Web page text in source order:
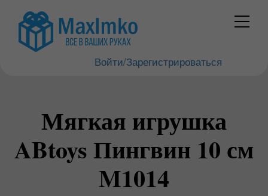
Войти/Зарегистрироваться
Мягкая игрушка
ABtoys Пингвин 10 см
M1014